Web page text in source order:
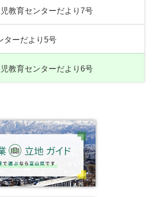
教育センターだより7号
ターだより5号
教育センターだより6号